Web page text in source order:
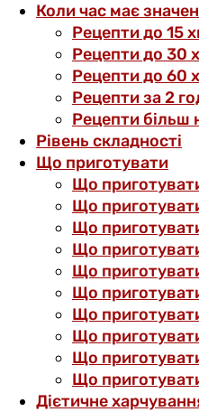
Коли час має
Рецепти до 15
Рецепти до 30
Рецепти до 60
Рецепти за 2
Рецепти більш
Рівень складності
Що приготувати
Що
Що
Що
Що
Що
Що
Що
Що
Що
Що
Дієтичне